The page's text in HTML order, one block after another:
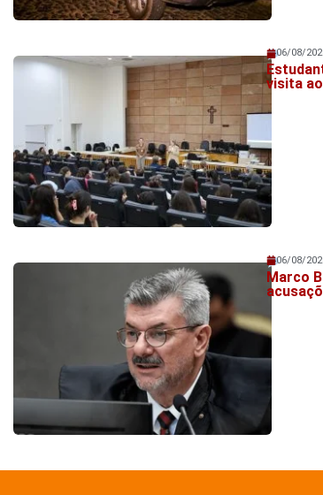
Veja
06/08/
visita
Veja
06/08/
Marco